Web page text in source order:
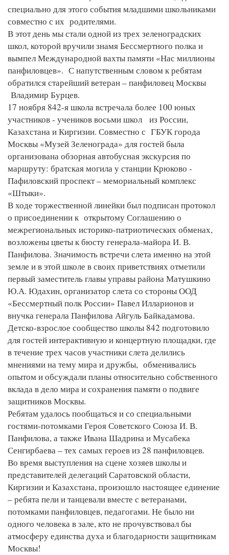
специально для этого события младшими школьниками
совместно с их родителями.
В этот день мы стали одной из трех зеленоградских
школ, которой вручили знамя Бессмертного полка и
вымпел Международной вахты памяти «Нас миллионы
панфиловцев». С напутственным словом к ребятам
обратился старейший ветеран – панфиловец Москвы
Владимир Бурцев.
17 ноября 842-я школа встречала более 100 юных
участников - учеников восьми школ из России,
Казахстана и Киргизии. Совместно с ГБУК города
Москвы «Музей Зеленограда» для гостей была
организована обзорная автобусная экскурсия по
маршруту: братская могила у станции Крюково -
Пафиловский проспект – мемориальный комплекс
«Штыки».
В ходе торжественной линейки был подписан протокол
о присоединении к открытому Соглашению о
межрегиональных историко-патриотических обменах,
возложены цветы к бюсту генерала-майора И. В.
Панфилова. Значимость встречи слета именно на этой
земле и в этой школе в своих приветствиях отметили
первый заместитель главы управы района Матушкино
Ю.А. Юдахин, организатор слета со стороны ООД
«Бессмертный полк России» Павел Илларионов и
внучка генерала Панфилова Айгуль Байкадамова.
Детско-взрослое сообщество школы 842 подготовило
для гостей интерактивную и концертную площадки, где
в течение трех часов участники слета делились
мнениями на тему мира и дружбы, обменивались
опытом и обсуждали планы относительно собственного
вклада в дело мира и сохранения памяти о подвиге
защитников Москвы.
Ребятам удалось пообщаться и со специальными
гостями-потомками Героя Советского Союза И. В.
Панфилова, а также Ивана Шадрина и Мусабека
Сенгирбаева – тех самых героев из 28 панфиловцев.
Во время выступления на сцене хозяев школы и
представителей делегаций Саратовской области,
Киргизии и Казахстана, произошло настоящее единение
– ребята пели и танцевали вместе с ветеранами,
потомками панфиловцев, педагогами. Не было ни
одного человека в зале, кто не прочувствовал бы
атмосферу единства духа и благодарности защитникам
Москвы!